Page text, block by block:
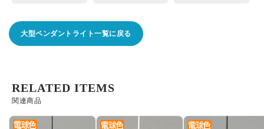
大型ペンダントライト一覧に戻る
関連商品
RELATED ITEMS